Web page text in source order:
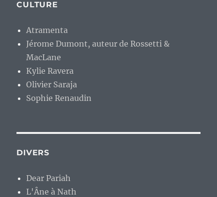
CULTURE
Atramenta
Jérome Dumont, auteur de Rossetti &
MacLane
Kylie Ravera
Olivier Saraja
Sophie Renaudin
DIVERS
Dear Pariah
L'Âne à Nath